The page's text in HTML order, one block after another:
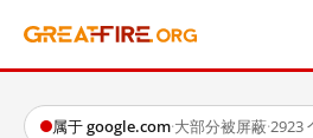
属于 google.com·大部分被屏蔽·2923